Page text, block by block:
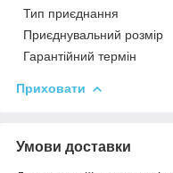
Тип приєднання
Приєднувальний розмір
Гарантійний термін
Приховати
Умови доставки